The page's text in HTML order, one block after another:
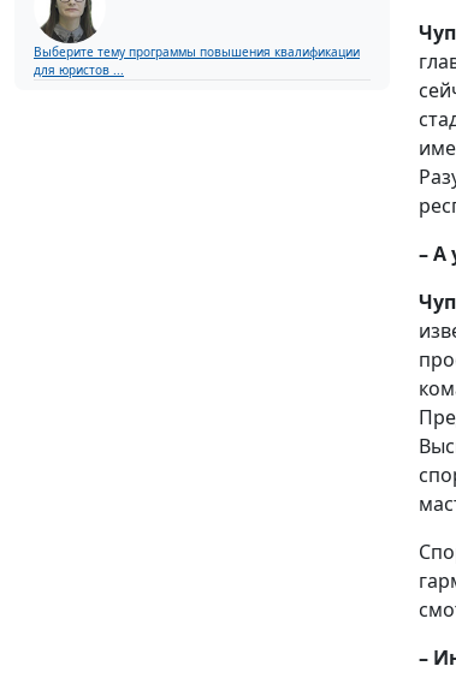
Выберите тему программы повышения квалификации
для юристов ...
– А
–